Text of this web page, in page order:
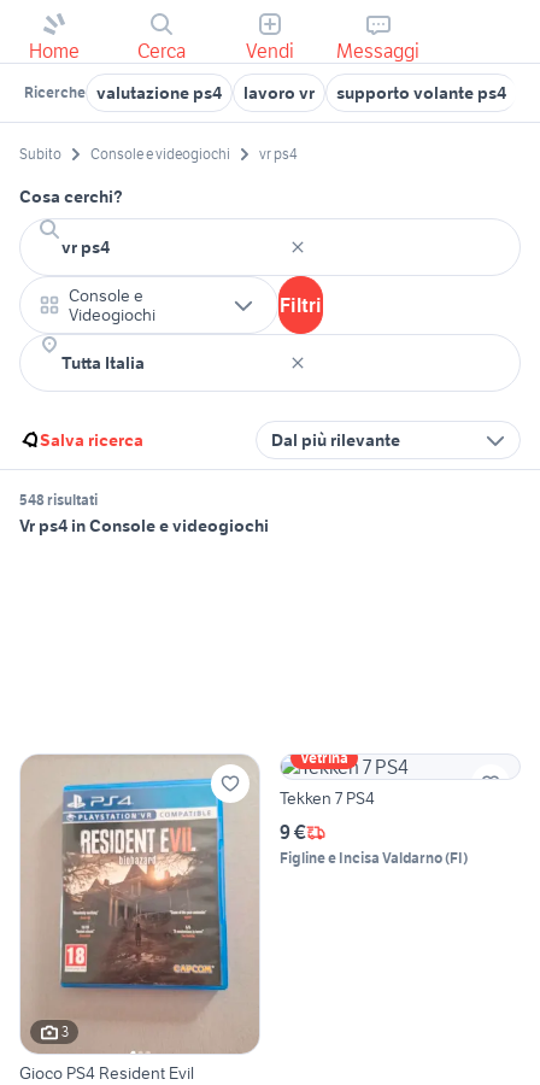
Home Cerca Vendi Messaggi
Ricerche valutazione ps4 lavoro vr supporto volante ps4
Subito Console e videogiochi vr ps4
Cosa cerchi?
Console e
Videogiochi
Filtri
Salva ricerca Dal più rilevante
548 risultati
Vr ps4 in Console e videogiochi
3
Gioco PS4 Resident Evil
Vetrina
Tekken 7 PS4
9 €
Figline e Incisa Valdarno(FI)